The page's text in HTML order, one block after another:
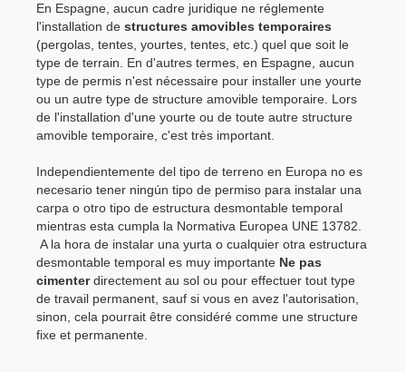
En Espagne, aucun cadre juridique ne réglemente
l'installation de structures amovibles temporaires
(pergolas, tentes, yourtes, tentes, etc.) quel que soit le
type de terrain. En d'autres termes, en Espagne, aucun
type de permis n'est nécessaire pour installer une yourte
ou un autre type de structure amovible temporaire. Lors
de l'installation d'une yourte ou de toute autre structure
amovible temporaire, c'est très important.
Independientemente del tipo de terreno en Europa no es
necesario tener ningún tipo de permiso para instalar una
carpa o otro tipo de estructura desmontable temporal
mientras esta cumpla la Normativa Europea UNE 13782.
A la hora de instalar una yurta o cualquier otra estructura
desmontable temporal es muy importante Ne pas
cimenterdirectement au sol ou pour effectuer tout type
de travail permanent, sauf si vous en avez l'autorisation,
sinon, cela pourrait être considéré comme une structure
fixe et permanente.